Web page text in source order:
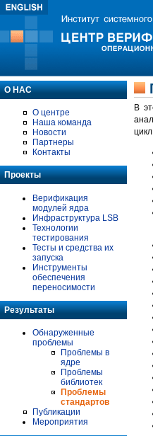
О НАС
О центре
Наша команда
Новости
Партнеры
Контакты
Проекты
Верификация
модулей ядра
Инфраструктура LSB
Технологии
тестирования
Тесты и средства их
запуска
Инструменты
обеспечения
переносимости
Результаты
Обнаруженные
проблемы
Проблемы в
ядре
Проблемы
библиотек
Проблемы
стандартов
Публикации
Мероприятия
В